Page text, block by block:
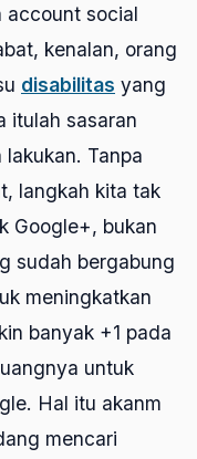
account social
kenalan, orang
disabilitas yang
itulah sasaran
Tanpa
langkah kita tak
Google+, bukan
sudah bergabung
meningkatkan
banyak +1 pada
untuk
Hal itu akanm
mencari